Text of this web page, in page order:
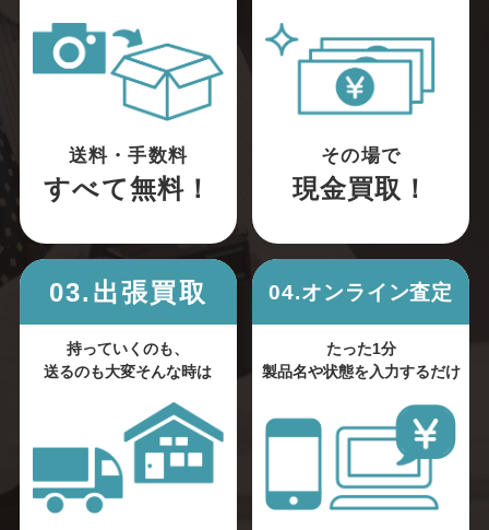
送料・手数料
すべて無料！
その場で
現金買取！
03.出張買取
持っていくのも、
送るのも大変そんな時は
04.オンライン査定
たった1分
製品名や状態を入力するだけ